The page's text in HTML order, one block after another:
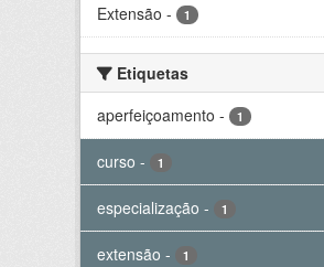
Extensão - 1
Etiquetas
aperfeiçoamento - 1
curso - 1
especialização - 1
extensão - 1